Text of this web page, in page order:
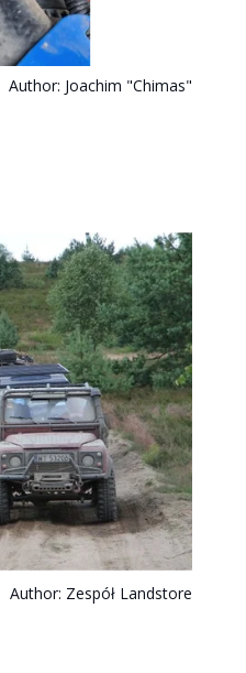
Author: Joachim "Chimas"
Author: Zespół Landstore